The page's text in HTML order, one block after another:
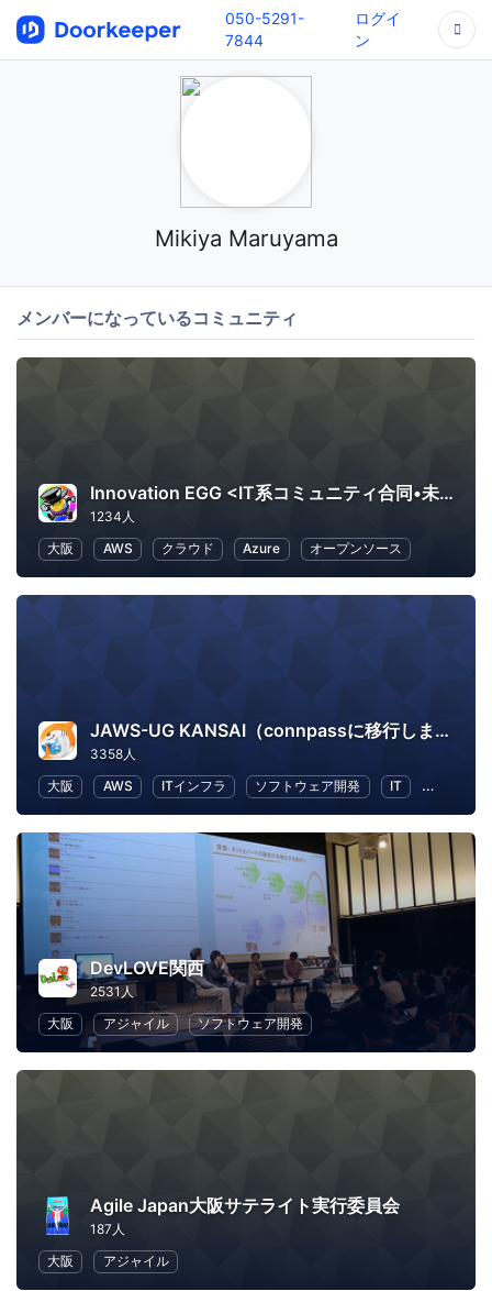
050-5291-
7844
ログイ
ン
Mikiya Maruyama
メンバーになっているコミュニティ
Innovation EGG <IT系コミュニティ合同•未経験者向け勉強会>
1234人
大阪
AWS クラウド Azure オープンソース
JAWS-UG KANSAI（connpassに移行しました）
3358人
大阪
AWS ITインフラ ソフトウェア開発 IT IT ソリュ
DevLOVE関西
2531人
大阪
アジャイル ソフトウェア開発
Agile Japan大阪サテライト実行委員会
187人
大阪
アジャイル